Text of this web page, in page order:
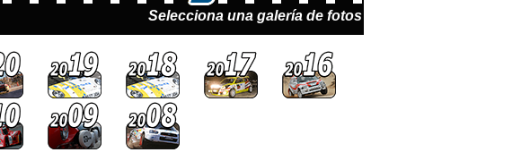
Selecciona una galería de fotos